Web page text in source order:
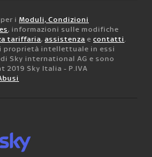
i Moduli, Condizioni
, informazioni sulle modifiche
tariffaria, assistenza e contatti.
proprietà intellettuale in essi
Sky international AG e sono
2019 Sky Italia - P.IVA